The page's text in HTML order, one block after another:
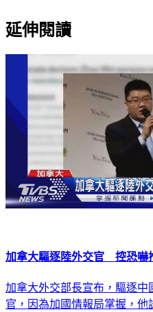
延伸閱讀
加拿大驅逐陸外交官 控恐嚇
加拿大外交部長宣布，驅逐
官，因為加國情報局掌握，